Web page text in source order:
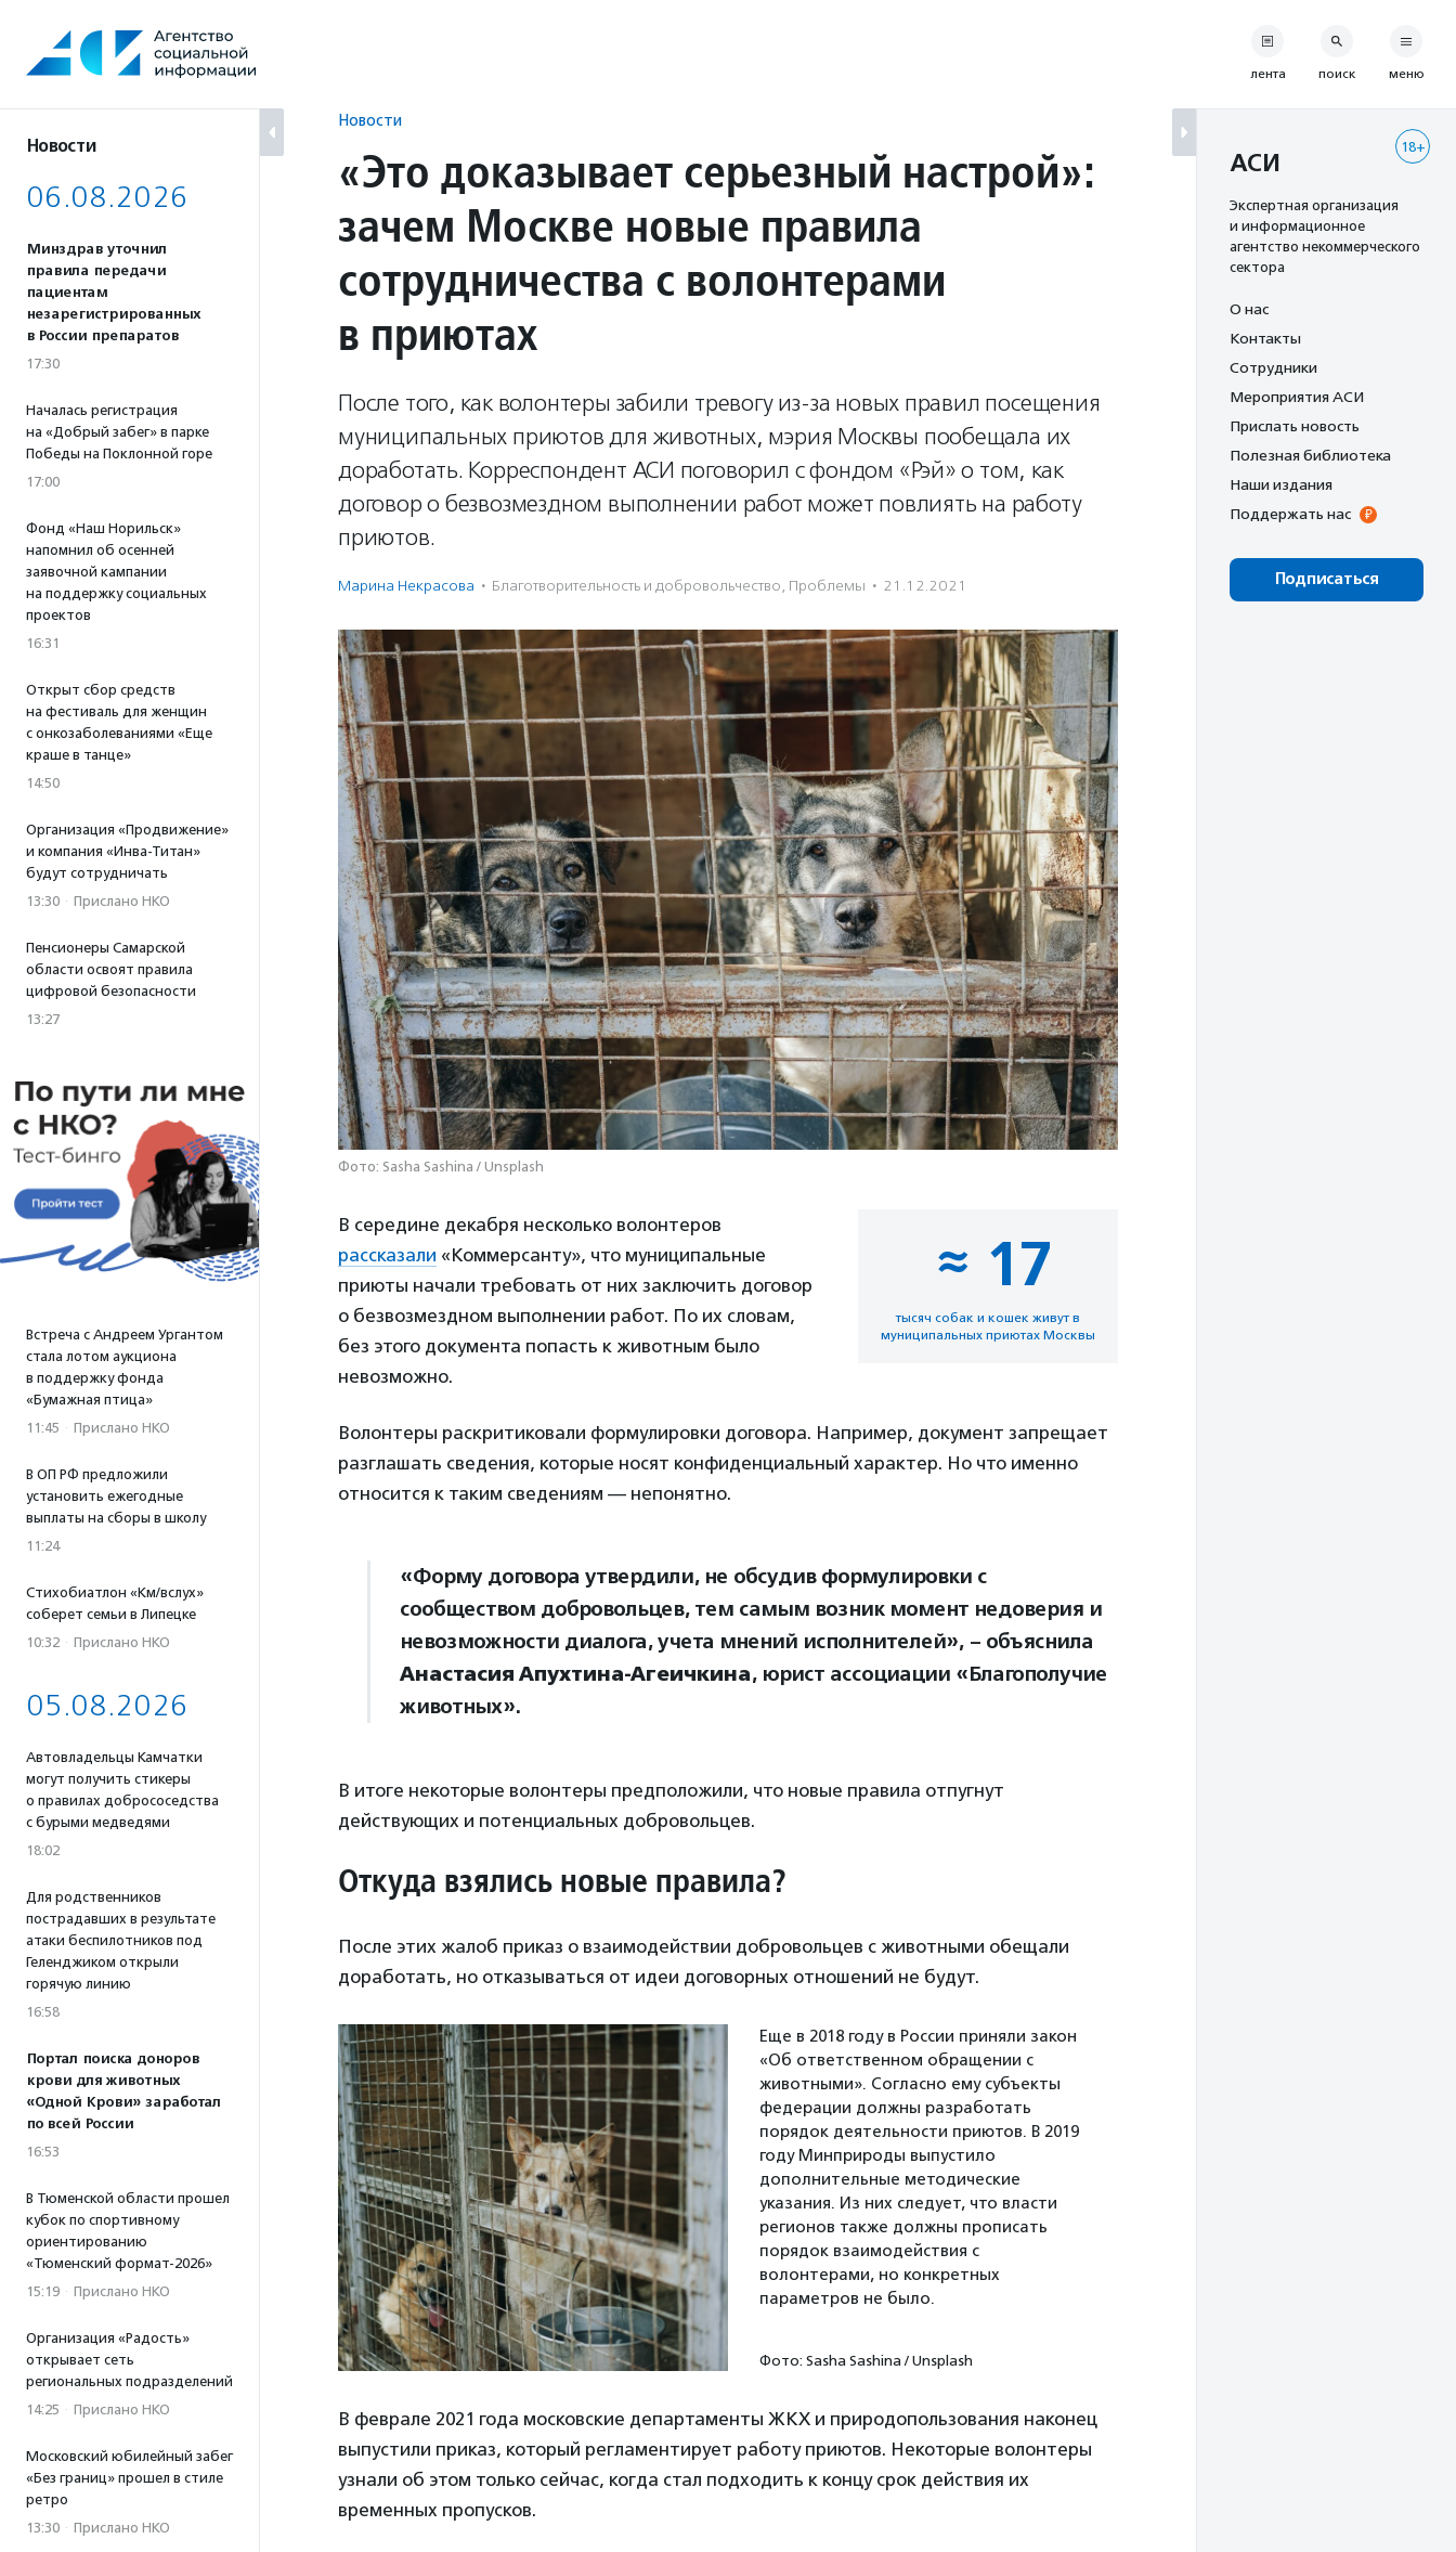
содержанию
Новости
06.08.2026
Минздрав уточнил
правила передачи
пациентам
незарегистрированных
в России препаратов
17:30
Началась регистрация
на «Добрый забег» в парке
Победы на Поклонной горе
17:00
Фонд «Наш Норильск»
напомнил об осенней
заявочной кампании
на поддержку социальных
проектов
16:31
Открыт сбор средств
на фестиваль для женщин
с онкозаболеваниями «Еще
краше в танце»
14:50
Организация «Продвижение»
и компания «Инва-Титан»
будут сотрудничать
13:30 · Прислано НКО
Пенсионеры Самарской
области освоят правила
цифровой безопасности
13:27
Встреча с Андреем Ургантом
стала лотом аукциона
в поддержку фонда
«Бумажная птица»
11:45 · Прислано НКО
В ОП РФ предложили
установить ежегодные
выплаты на сборы в школу
11:24
Стихобиатлон «Км/вслух»
соберет семьи в Липецке
10:32 · Прислано НКО
05.08.2026
Автовладельцы Камчатки
могут получить стикеры
о правилах добрососедства
с бурыми медведями
18:02
Для родственников
пострадавших в результате
атаки беспилотников под
Геленджиком открыли
горячую линию
16:58
Портал поиска доноров
крови для животных
«Одной Крови» заработал
по всей России
16:53
В Тюменской области прошел
кубок по спортивному
ориентированию
«Тюменский формат-2026»
15:19 · Прислано НКО
Организация «Радость»
открывает сеть
региональных подразделений
14:25 · Прислано НКО
Московский юбилейный забег
«Без границ» прошел в стиле
ретро
13:30 · Прислано НКО
Новости
«Это доказывает серьезный настрой»:
зачем Москве новые правила
сотрудничества с волонтерами
в приютах
После того, как волонтеры забили тревогу из-за новых правил посещения
муниципальных приютов для животных, мэрия Москвы пообещала их
доработать. Корреспондент АСИ поговорил с фондом «Рэй» о том, как
договор о безвозмездном выполнении работ может повлиять на работу
приютов.
Марина Некрасова · Благотвори­тель­ность и доброволь­чест­во, Проблемы · 21.12.2021
Фото: Sasha Sashina / Unsplash
≈ 17
тысяч собак и кошек живут в
муниципальных приютах Москвы
В середине декабря несколько волонтеров
рассказали «Коммерсанту», что муниципальные
приюты начали требовать от них заключить договор
о безвозмездном выполнении работ. По их словам,
без этого документа попасть к животным было
невозможно.
Волонтеры раскритиковали формулировки договора. Например, документ запрещает
разглашать сведения, которые носят конфиденциальный характер. Но что именно
относится к таким сведениям — непонятно.
«Форму договора утвердили, не обсудив формулировки с
сообществом добровольцев, тем самым возник момент недоверия и
невозможности диалога, учета мнений исполнителей», – объяснила
Анастасия Апухтина-Агеичкина, юрист ассоциации «Благополучие
животных».
В итоге некоторые волонтеры предположили, что новые правила отпугнут
действующих и потенциальных добровольцев.
Откуда взялись новые правила?
После этих жалоб приказ о взаимодействии добровольцев с животными обещали
доработать, но отказываться от идеи договорных отношений не будут.
Еще в 2018 году в России приняли закон
«Об ответственном обращении с
животными». Согласно ему субъекты
федерации должны разработать
порядок деятельности приютов. В 2019
году Минприроды выпустило
дополнительные методические
указания. Из них следует, что власти
регионов также должны прописать
порядок взаимодействия с
волонтерами, но конкретных
параметров не было.
Фото: Sasha Sashina / Unsplash
В феврале 2021 года московские департаменты ЖКХ и природопользования наконец
выпустили приказ, который регламентирует работу приютов. Некоторые волонтеры
узнали об этом только сейчас, когда стал подходить к концу срок действия их
временных пропусков.
лента поиск меню
18+
АСИ
Экспертная организация
и информационное
агентство некоммерческого
сектора
О нас
Контакты
Сотрудники
Мероприятия АСИ
Прислать новость
Полезная библиотека
Наши издания
Поддержать нас
Подписаться